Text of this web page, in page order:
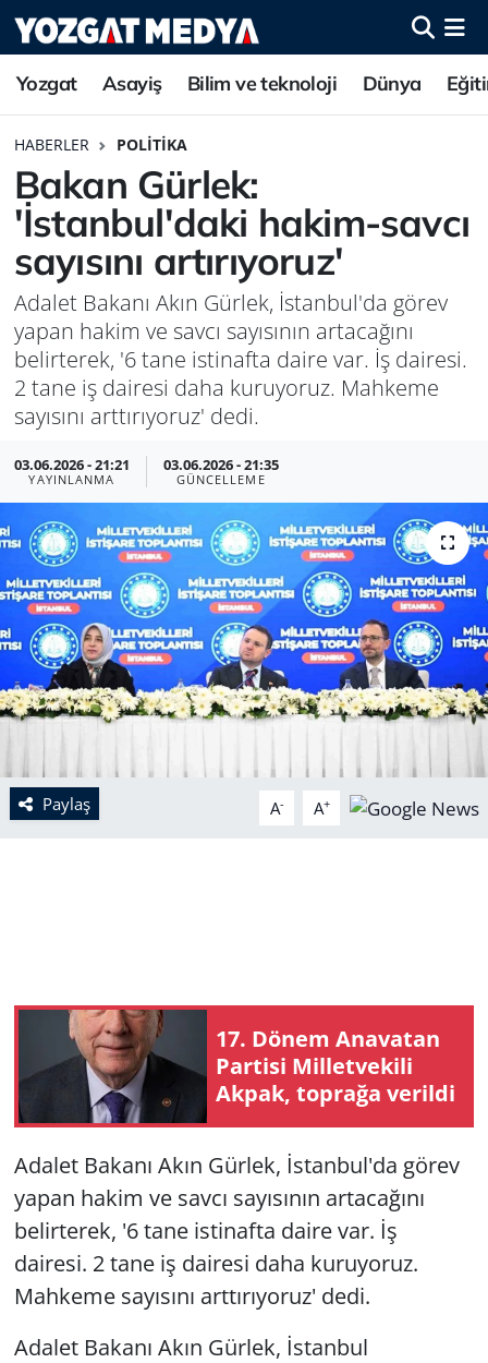
Yozgat Asayiş Bilim ve teknoloji Dünya
HABERLER POLITIKA
Bakan Gürlek:
'İstanbul'daki hakim-savcı
sayısını artırıyoruz'
Adalet Bakanı Akın Gürlek, İstanbul'da görev
yapan hakim ve savcı sayısının artacağını
belirterek, '6 tane istinafta daire var. İş dairesi.
2 tane iş dairesi daha kuruyoruz. Mahkeme
sayısını arttırıyoruz' dedi.
03.06.2026 - 21:21
YAYINLANMA
03.06.2026 - 21:35
GÜNCELLEME
Paylaş A- A+
17. Dönem Anavatan
Partisi Milletvekili
Akpak, toprağa verildi
Adalet Bakanı Akın Gürlek, İstanbul'da görev
yapan hakim ve savcı sayısının artacağını
belirterek, '6 tane istinafta daire var. İş
dairesi. 2 tane iş dairesi daha kuruyoruz.
Mahkeme sayısını arttırıyoruz' dedi.
Adalet Bakanı Akın Gürlek, İstanbul